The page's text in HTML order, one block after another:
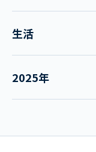
生活
2025年